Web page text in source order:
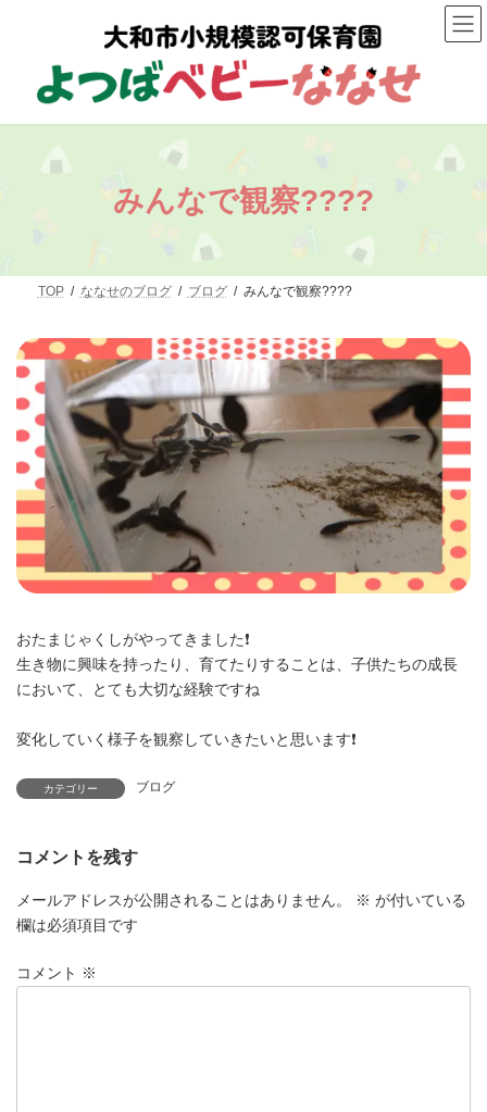
ス
ン
みんなで観察????
TOP ななせのブログ ブログ みんなで観察????
おたまじゃくしがやってきました❗
生き物に興味を持ったり、育てたりすることは、子供たちの成長
において、とても大切な経験ですね
変化していく様子を観察していきたいと思います❗
カテゴリー ブログ
コメントを残す
メールアドレスが公開されることはありません。 ※ が付いている
欄は必須項目です
コメント ※